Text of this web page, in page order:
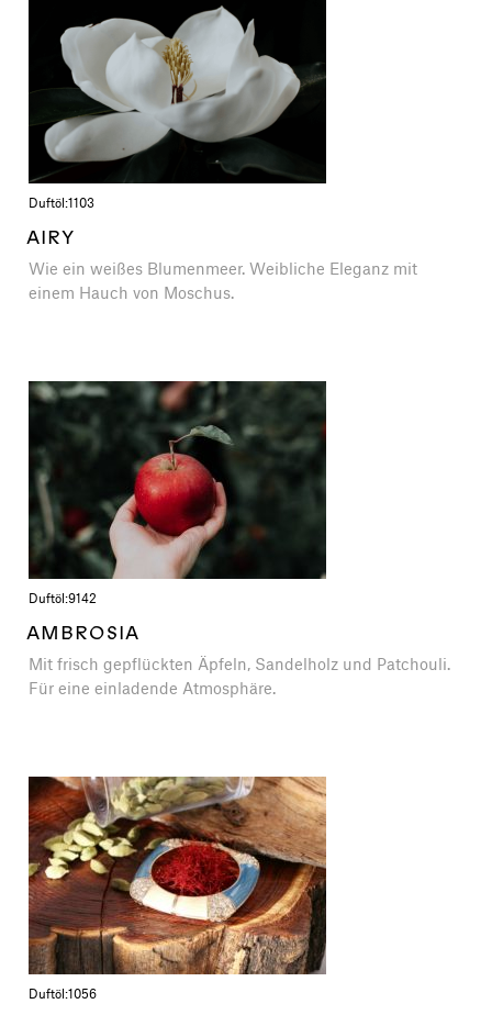
Duftöl:1103
AIRY
Wie ein weißes Blumenmeer. Weibliche Eleganz mit
einem Hauch von Moschus.
Duftöl:9142
AMBROSIA
Mit frisch gepflückten Äpfeln, Sandelholz und Patchouli.
Für eine einladende Atmosphäre.
Duftöl:1056